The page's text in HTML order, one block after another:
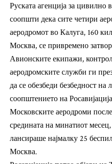
Руската агенција за цивилно
соопшти дека сите четири
аеродромот во Калуга, 160
Москва, се привремено
Авионските екипажи,
аеродромските служби ги
да се обезбеди безбедност на
соопштението на
Московските аеродроми
средината на минатиот
лансираше најмалку 25
Москва.